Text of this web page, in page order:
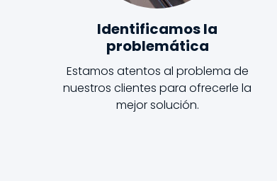
Identificamos la
problemática
Estamos atentos al problema de
nuestros clientes para ofrecerle la
mejor solución.